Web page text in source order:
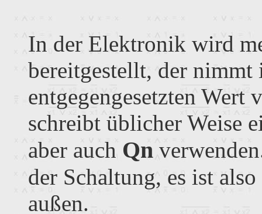
In der Elektronik wird
bereitgestellt, der nimmt
entgegengesetzten Wert
schreibt üblicher Weise
aber auch Qn
der Schaltung, es ist
außen.